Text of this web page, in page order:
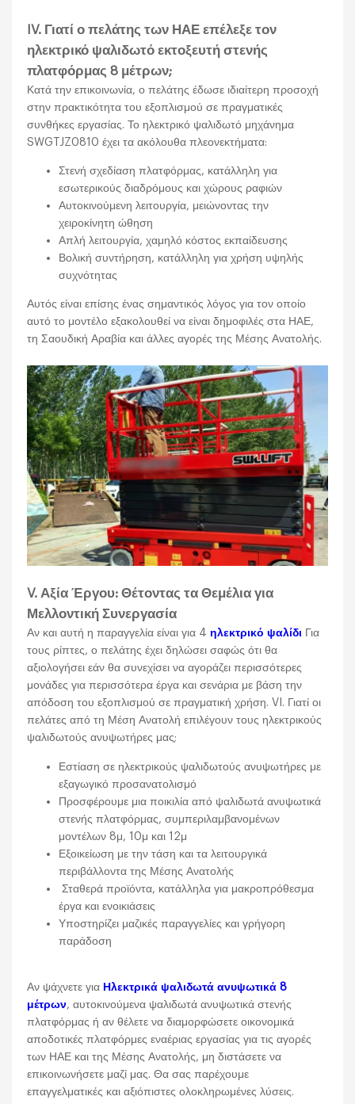
IV. Γιατί ο πελάτης των ΗΑΕ επέλεξε τον
ηλεκτρικό ψαλιδωτό εκτοξευτή στενής
πλατφόρμας 8 μέτρων;
Κατά την επικοινωνία, ο πελάτης έδωσε ιδιαίτερη προσοχή
στην πρακτικότητα του εξοπλισμού σε πραγματικές
συνθήκες εργασίας. Το ηλεκτρικό ψαλιδωτό μηχάνημα
SWGTJZ0810 έχει τα ακόλουθα πλεονεκτήματα:
Στενή σχεδίαση πλατφόρμας, κατάλληλη για
εσωτερικούς διαδρόμους και χώρους ραφιών
Αυτοκινούμενη λειτουργία, μειώνοντας την
χειροκίνητη ώθηση
Απλή λειτουργία, χαμηλό κόστος εκπαίδευσης
Βολική συντήρηση, κατάλληλη για χρήση υψηλής
συχνότητας
Αυτός είναι επίσης ένας σημαντικός λόγος για τον οποίο
αυτό το μοντέλο εξακολουθεί να είναι δημοφιλές στα ΗΑΕ,
τη Σαουδική Αραβία και άλλες αγορές της Μέσης Ανατολής.
V. Αξία Έργου: Θέτοντας τα Θεμέλια για
Μελλοντική Συνεργασία
Αν και αυτή η παραγγελία είναι για 4 ηλεκτρικό ψαλίδι Για
τους ρίπτες, ο πελάτης έχει δηλώσει σαφώς ότι θα
αξιολογήσει εάν θα συνεχίσει να αγοράζει περισσότερες
μονάδες για περισσότερα έργα και σενάρια με βάση την
απόδοση του εξοπλισμού σε πραγματική χρήση. VI. Γιατί οι
πελάτες από τη Μέση Ανατολή επιλέγουν τους ηλεκτρικούς
ψαλιδωτούς ανυψωτήρες μας;
Εστίαση σε ηλεκτρικούς ψαλιδωτούς ανυψωτήρες με
εξαγωγικό προσανατολισμό
Προσφέρουμε μια ποικιλία από ψαλιδωτά ανυψωτικά
στενής πλατφόρμας, συμπεριλαμβανομένων
μοντέλων 8μ, 10μ και 12μ
Εξοικείωση με την τάση και τα λειτουργικά
περιβάλλοντα της Μέσης Ανατολής
Σταθερά προϊόντα, κατάλληλα για μακροπρόθεσμα
έργα και ενοικιάσεις
Υποστηρίζει μαζικές παραγγελίες και γρήγορη
παράδοση
Αν ψάχνετε για Ηλεκτρικά ψαλιδωτά ανυψωτικά 8
μέτρων, αυτοκινούμενα ψαλιδωτά ανυψωτικά στενής
πλατφόρμας ή αν θέλετε να διαμορφώσετε οικονομικά
αποδοτικές πλατφόρμες εναέριας εργασίας για τις αγορές
των ΗΑΕ και της Μέσης Ανατολής, μη διστάσετε να
επικοινωνήσετε μαζί μας. Θα σας παρέχουμε
επαγγελματικές και αξιόπιστες ολοκληρωμένες λύσεις.